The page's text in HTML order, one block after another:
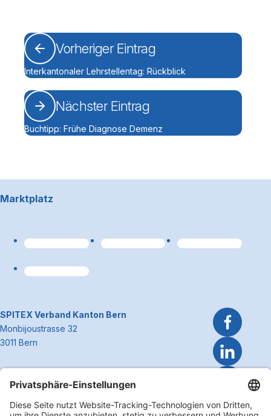
Vorheriger Eintrag
Interkantonaler Lehrstellentag: Rückblick
Nächster Eintrag
Buchtipp: Frühe Diagnose Demenz
Marktplatz
~Kontaktinformationen
SPITEX Verband Kanton Bern
Monbijoustrasse 32
3011 Bern
E-Mailinfo@spitexbe.ch